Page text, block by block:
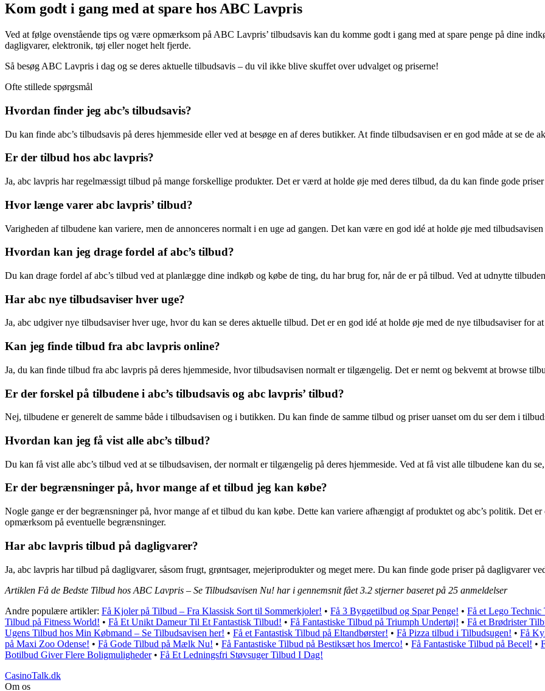
Kom godt i gang med at spare hos ABC Lavpris
Ved at følge ovenstående tips og være opmærksom på ABC Lavpris’ tilbudsavis kan du komme godt i gang med at spare penge på dine
dagligvarer, elektronik, tøj eller noget helt fjerde.
Så besøg ABC Lavpris i dag og se deres aktuelle tilbudsavis – du vil ikke blive skuffet over udvalget og priserne!
Ofte stillede spørgsmål
Hvordan finder jeg abc’s tilbudsavis?
Du kan finde abc’s tilbudsavis på deres hjemmeside eller ved at besøge en af deres butikker. At finde tilbudsavisen er en god måde at se de
Er der tilbud hos abc lavpris?
Ja, abc lavpris har regelmæssigt tilbud på mange forskellige produkter. Det er værd at holde øje med deres tilbud, da du kan finde gode
Hvor længe varer abc lavpris’ tilbud?
Varigheden af tilbudene kan variere, men de annonceres normalt i en uge ad gangen. Det kan være en god idé at holde øje med
Hvordan kan jeg drage fordel af abc’s tilbud?
Du kan drage fordel af abc’s tilbud ved at planlægge dine indkøb og købe de ting, du har brug for, når de er på tilbud. Ved at udnytte
Har abc nye tilbudsaviser hver uge?
Ja, abc udgiver nye tilbudsaviser hver uge, hvor du kan se deres aktuelle tilbud. Det er en god idé at holde øje med de nye tilbudsaviser for
Kan jeg finde tilbud fra abc lavpris online?
Ja, du kan finde tilbud fra abc lavpris på deres hjemmeside, hvor tilbudsavisen normalt er tilgængelig. Det er nemt og bekvemt at browse
Er der forskel på tilbudene i abc’s tilbudsavis og abc lavpris’ tilbud?
Nej, tilbudene er generelt de samme både i tilbudsavisen og i butikken. Du kan finde de samme tilbud og priser uanset om du ser dem i
Hvordan kan jeg få vist alle abc’s tilbud?
Du kan få vist alle abc’s tilbud ved at se tilbudsavisen, der normalt er tilgængelig på deres hjemmeside. Ved at få vist alle tilbudene kan du
Er der begrænsninger på, hvor mange af et tilbud jeg kan købe?
Nogle gange er der begrænsninger på, hvor mange af et tilbud du kan købe. Dette kan variere afhængigt af produktet og abc’s politik. Det
opmærksom på eventuelle begrænsninger.
Har abc lavpris tilbud på dagligvarer?
Ja, abc lavpris har tilbud på dagligvarer, såsom frugt, grøntsager, mejeriprodukter og meget mere. Du kan finde gode priser på dagligvarer
Artiklen Få de Bedste Tilbud hos ABC Lavpris – Se Tilbudsavisen Nu! har i gennemsnit fået3.2 stjerner baseret på 25 anmeldelser
Andre populære artikler: Få Kjoler på Tilbud – Fra Klassisk Sort til Sommerkjoler! • Få 3 Byggetilbud og Spar Penge! • Få et Lego
Tilbud på Fitness World! • Få Et Unikt Dameur Til Et Fantastisk Tilbud! • Få Fantastiske Tilbud på Triumph Undertøj! • Få et Brødrister
Ugens Tilbud hos Min Købmand – Se Tilbudsavisen her! • Få et Fantastisk Tilbud på Eltandbørster! • Få Pizza tilbud i Tilbudsugen! • Få
på Maxi Zoo Odense! • Få Gode Tilbud på Mælk Nu! • Få Fantastiske Tilbud på Bestiksæt hos Imerco! • Få Fantastiske Tilbud på Becel! •
Botilbud Giver Flere Boligmuligheder• Få Et Ledningsfri Støvsuger Tilbud I Dag!
CasinoTalk.dk
Om os